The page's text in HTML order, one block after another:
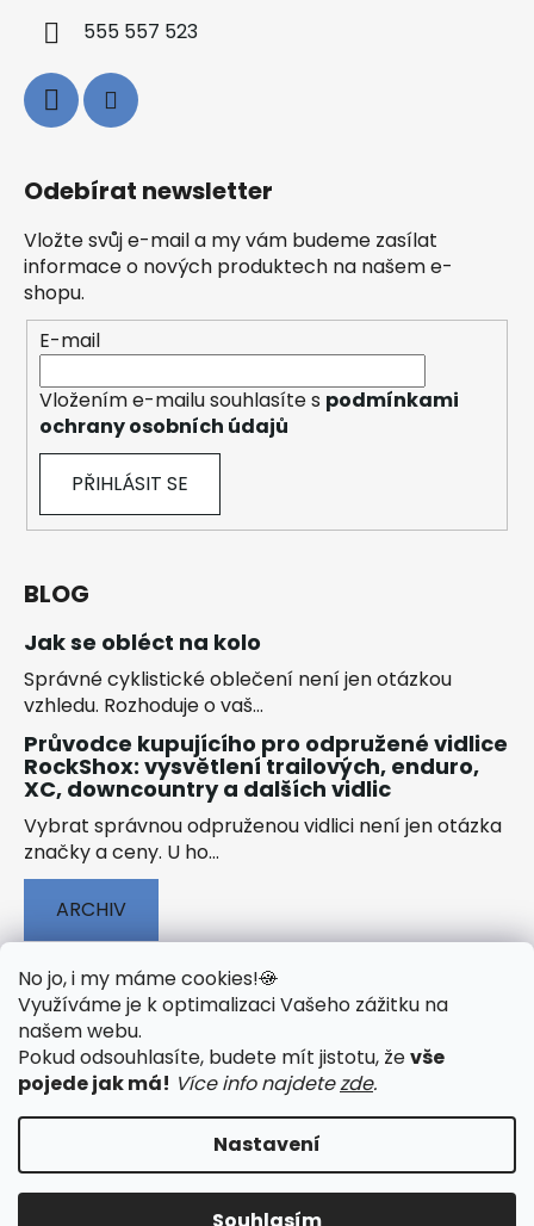
No jo, i my máme cookies!🍪
Využíváme je k optimalizaci Vašeho zážitku na
našem webu.
Pokud odsouhlasíte, budete mít jistotu, ževše
pojede jak má! Více info najdetezde.
Nastavení
555 557 523
Odebírat newsletter
Vložte svůj e-mail a my vám budeme zasílat
informace o nových produktech na našem e-
shopu.
E-mail
Vložením e-mailu souhlasíte s podmínkami
ochrany osobních údajů
PŘIHLÁSIT SE
BLOG
Jak se obléct na kolo
Správné cyklistické oblečení není jen otázkou
vzhledu. Rozhoduje o vaš...
Průvodce kupujícího pro odpružené vidlice
RockShox: vysvětlení trailových, enduro,
XC, downcountry a dalších vidlic
Vybrat správnou odpruženou vidlici není jen otázka
značky a ceny. U ho...
ARCHIV
🟢 TECHNOLOGIE
🟢 O ELEKTROKOLECH
🟢 NÁVODY KE STAŽENÍ
Vytvořil Shoptet&PekneWeby